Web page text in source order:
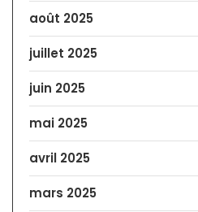
août 2025
juillet 2025
juin 2025
mai 2025
avril 2025
mars 2025